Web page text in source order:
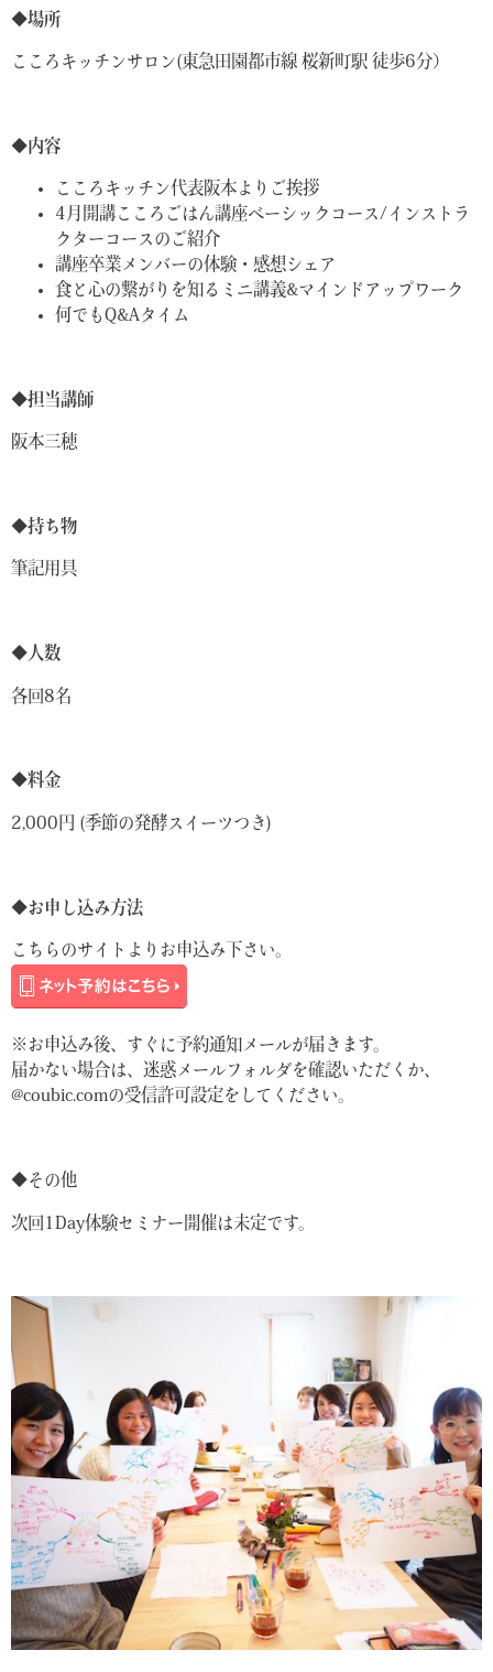
◆場所
こころキッチンサロン(東急田園都市線 桜新町駅 徒歩6分）
◆内容
こころキッチン代表阪本よりご挨拶
4月開講こころごはん講座ベーシックコース/インストラ
クターコースのご紹介
講座卒業メンバーの体験・感想シェア
食と心の繋がりを知るミニ講義&マインドアップワーク
何でもQ&Aタイム
◆担当講師
阪本三穂
◆持ち物
筆記用具
◆人数
各回8名
◆料金
2,000円 (季節の発酵スイーツつき)
◆お申し込み方法
こちらのサイトよりお申込み下さい。
※お申込み後、すぐに予約通知メールが届きます。
届かない場合は、迷惑メールフォルダを確認いただくか、
@coubic.comの受信許可設定をしてください。
◆その他
次回1Day体験セミナー開催は未定です。